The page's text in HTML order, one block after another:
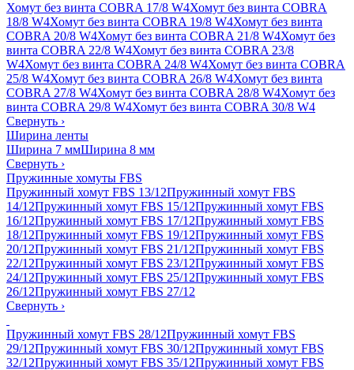
Хомут без винта COBRA 17/8 W4Хомут без винта COBRA
18/8 W4Хомут без винта COBRA 19/8 W4Хомут без винта
COBRA 20/8 W4Хомут без винта COBRA 21/8 W4Хомут без
винта COBRA 22/8 W4Хомут без винта COBRA 23/8
W4Хомут без винта COBRA 24/8 W4Хомут без винта COBRA
25/8 W4Хомут без винта COBRA 26/8 W4Хомут без винта
COBRA 27/8 W4Хомут без винта COBRA 28/8 W4Хомут без
винта COBRA 29/8 W4Хомут без винта COBRA 30/8 W4
Свернуть ›
Ширина ленты
Ширина 7 ммШирина 8 мм
Свернуть ›
Пружинные хомуты FBS
Пружинный хомут FBS 13/12Пружинный хомут FBS
14/12Пружинный хомут FBS 15/12Пружинный хомут FBS
16/12Пружинный хомут FBS 17/12Пружинный хомут FBS
18/12Пружинный хомут FBS 19/12Пружинный хомут FBS
20/12Пружинный хомут FBS 21/12Пружинный хомут FBS
22/12Пружинный хомут FBS 23/12Пружинный хомут FBS
24/12Пружинный хомут FBS 25/12Пружинный хомут FBS
26/12Пружинный хомут FBS 27/12
Свернуть ›
Пружинный хомут FBS 28/12Пружинный хомут FBS
29/12Пружинный хомут FBS 30/12Пружинный хомут FBS
32/12Пружинный хомут FBS 35/12Пружинный хомут FBS